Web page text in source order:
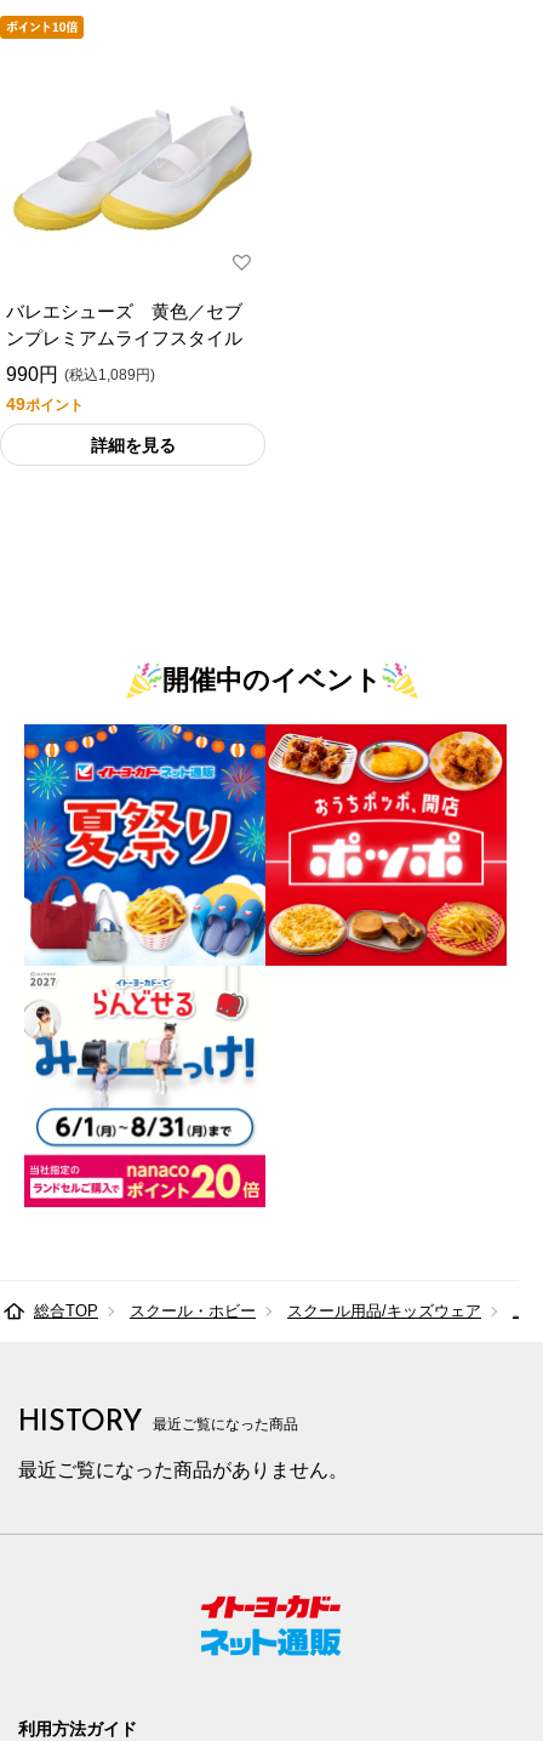
バレエシューズ 黄色／セブ
ンプレミアムライフスタイル
990円 (税込1,089円)
49ポイント
詳細を見る
開催中のイベント
総合TOP スクール・ホビー スクール用品/キッズウェア 上
HISTORY 最近ご覧になった商品
最近ご覧になった商品がありません。
利用方法ガイド